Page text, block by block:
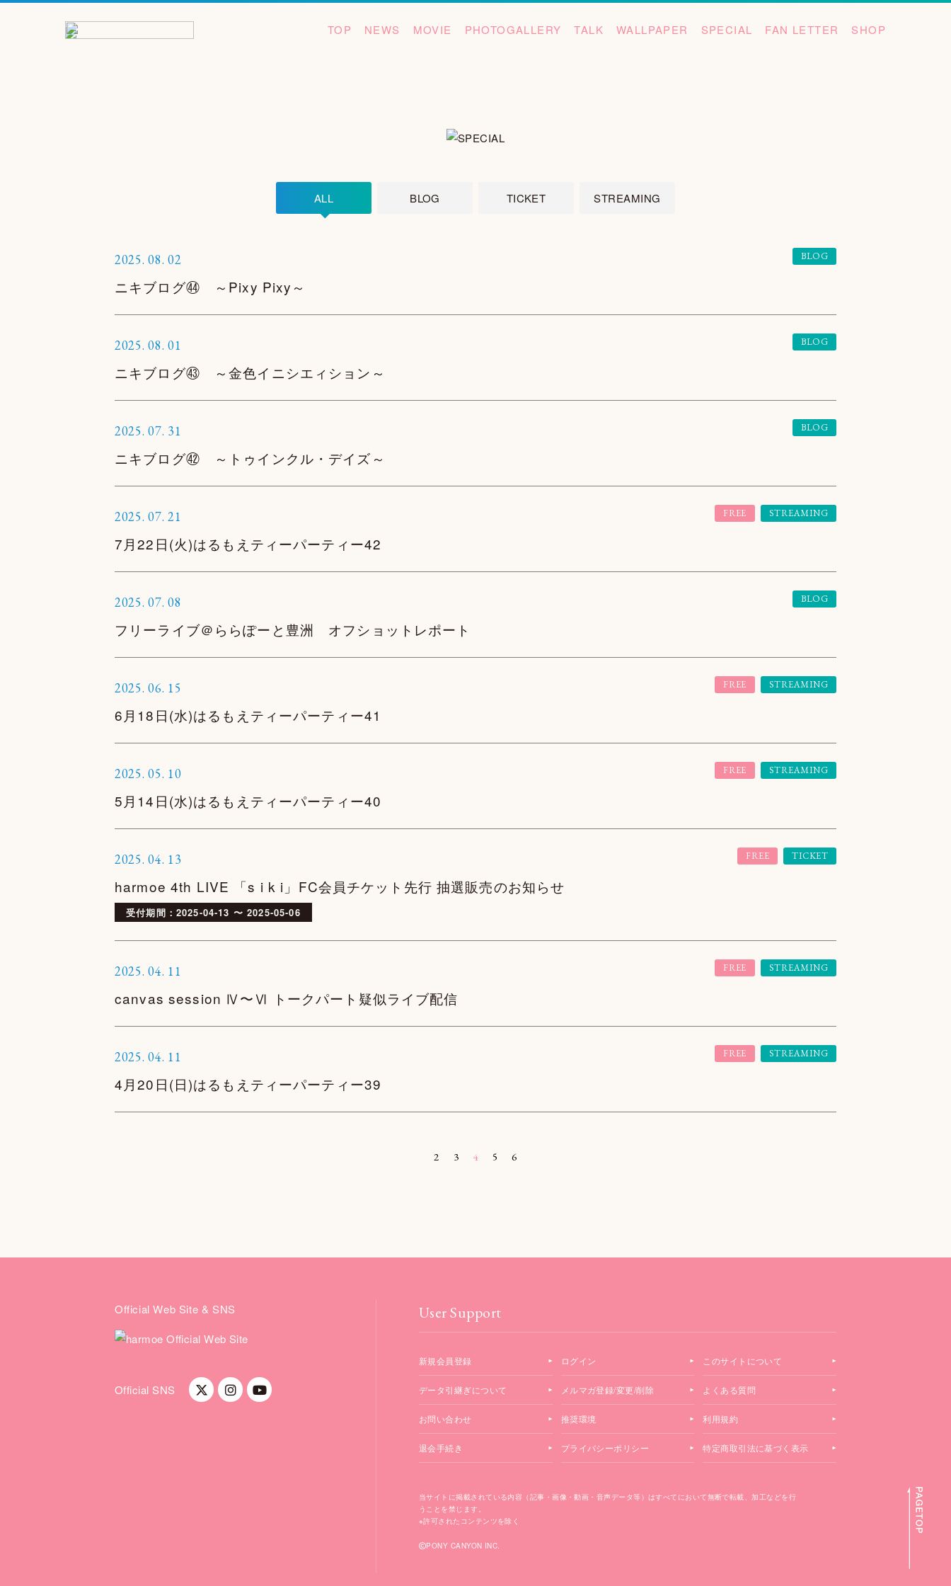
TOP NEWS MOVIE PHOTOGALLERY TALK WALLPAPER SPECIAL FAN LETTER SHOP
ALL BLOG TICKET STREAMING
2025. 08.02 BLOG
ニキブログ㊹ ～Pixy Pixy～
2025. 08.01 BLOG
ニキブログ㊸ ～金色イニシエィション～
2025. 07. 31 BLOG
ニキブログ㊷ ～トゥインクル・デイズ～
2025. 07.21 FREE STREAMING
7月22日(火)はるもえティーパーティー42
2025. 07.08 BLOG
フリーライブ＠ららぽーと豊洲 オフショットレポート
2025. 06. 15 FREE STREAMING
6月18日(水)はるもえティーパーティー41
2025. 05. 10 FREE STREAMING
5月14日(水)はるもえティーパーティー40
2025. 04. 13 FREE TICKET
harmoe 4th LIVE 「s i k i」FC会員チケット先行 抽選販売のお知らせ
受付期間：2025-04-13 〜 2025-05-06
2025. 04. 11 FREE STREAMING
canvas session Ⅳ〜Ⅵ トークパート疑似ライブ配信
2025. 04. 11 FREE STREAMING
4月20日(日)はるもえティーパーティー39
2 3 4 5 6
Official Web Site & SNS
Official SNS
User Support
新規会員登録 ログイン このサイトについて
データ引継ぎについて メルマガ登録/変更/削除 よくある質問
お問い合わせ 推奨環境 利用規約
退会手続き プライバシーポリシー 特定商取引法に基づく表示
当サイトに掲載されている内容（記事・画像・動画・音声データ等）はすべてにおいて無断で転載、加工などを行
うことを禁じます。
※許可されたコンテンツを除く
PONY CANYON INC.